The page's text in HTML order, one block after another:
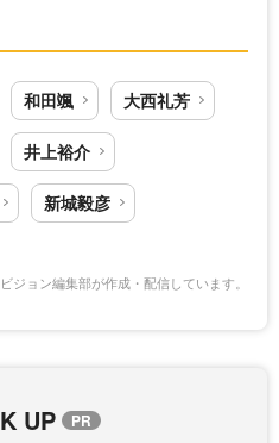
和田颯 大西礼芳
井上裕介
新城毅彦
ジョン編集部が作成・配信しています。
UP